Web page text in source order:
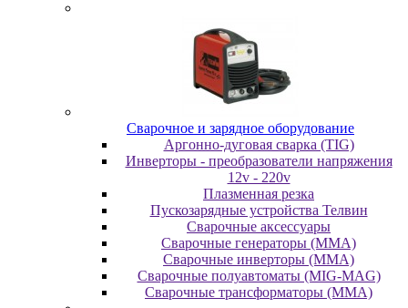
Cвapoчнoe и зарядное оборудование
Аргонно-дуговая сварка (TIG)
Инверторы - преобразователи напряжения
12v - 220v
Плазменная резка
Пускозарядные устройства Телвин
Сварочные аксессуары
Сварочные генераторы (MMA)
Сварочные инверторы (MMA)
Сварочные полуавтоматы (MIG-MAG)
Сварочные трансформаторы (MMA)